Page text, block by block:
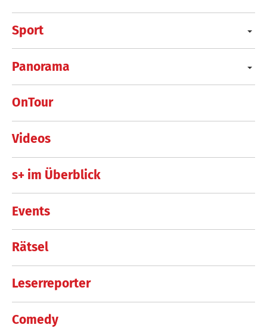
Sport
Panorama
OnTour
Videos
s+ im Überblick
Events
Rätsel
Leserreporter
Comedy